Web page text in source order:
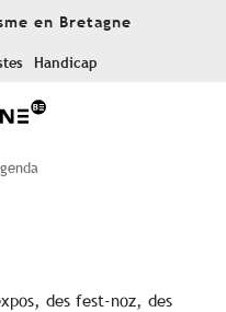
en Bretagne
Handicap
aux favoris
des fest-noz, des